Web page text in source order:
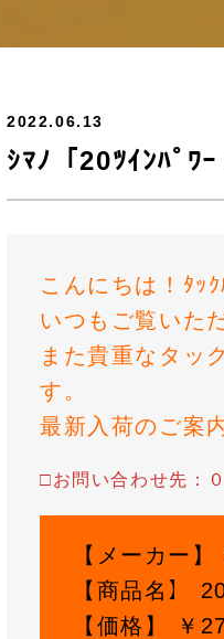
2022.06.13
ｼﾏﾉ「20ﾂｲﾝﾊﾟﾜ
こんにちは！ﾀｯ
いつもご覧いた
また貴重なタッ
す。
最新入荷のご案
□お問い合わせ先：
【メーカー】
【商品名】
【価格】 ￥